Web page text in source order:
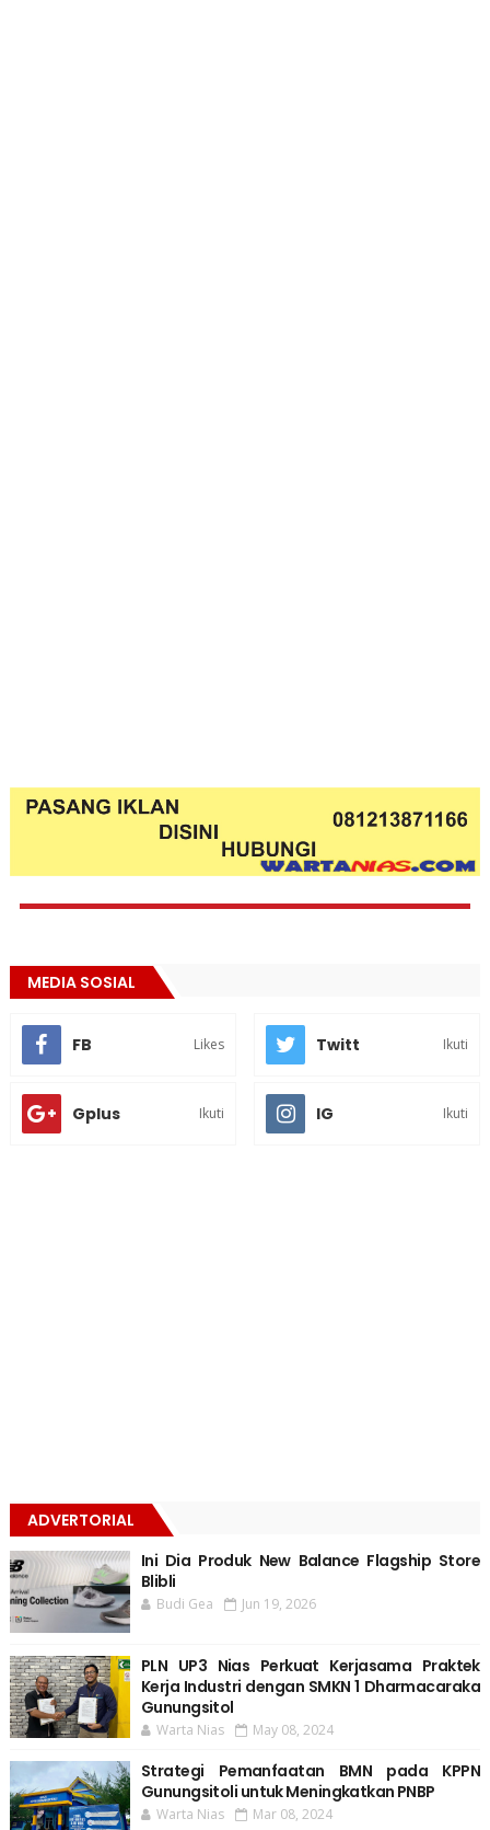
MEDIA SOSIAL
FB Likes Twitt Ikuti
Gplus Ikuti IG Ikuti
ADVERTORIAL
Ini Dia Produk New Balance Flagship Store
Blibli
Budi Gea Jun 19, 2026
PLN UP3 Nias Perkuat Kerjasama Praktek
Kerja Industri dengan SMKN 1 Dharmacaraka
Gunungsitol
Warta Nias May 08, 2024
Strategi Pemanfaatan BMN pada KPPN
Gunungsitoli untuk Meningkatkan PNBP
Warta Nias Mar 08, 2024